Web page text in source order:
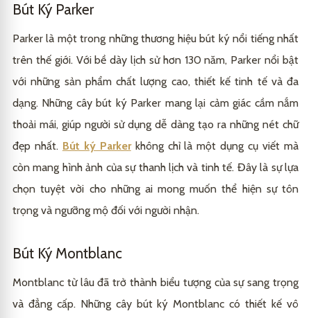
Bút Ký Parker
Parker là một trong những thương hiệu bút ký nổi tiếng nhất
trên thế giới. Với bề dày lịch sử hơn 130 năm, Parker nổi bật
với những sản phẩm chất lượng cao, thiết kế tinh tế và đa
dạng. Những cây bút ký Parker mang lại cảm giác cầm nắm
thoải mái, giúp người sử dụng dễ dàng tạo ra những nét chữ
đẹp nhất. Bút ký Parkerkhông chỉ là một dụng cụ viết mà
còn mang hình ảnh của sự thanh lịch và tinh tế. Đây là sự lựa
chọn tuyệt vời cho những ai mong muốn thể hiện sự tôn
trọng và ngưỡng mộ đối với người nhận.
Bút Ký Montblanc
Montblanc từ lâu đã trở thành biểu tượng của sự sang trọng
và đẳng cấp. Những cây bút ký Montblanc có thiết kế vô